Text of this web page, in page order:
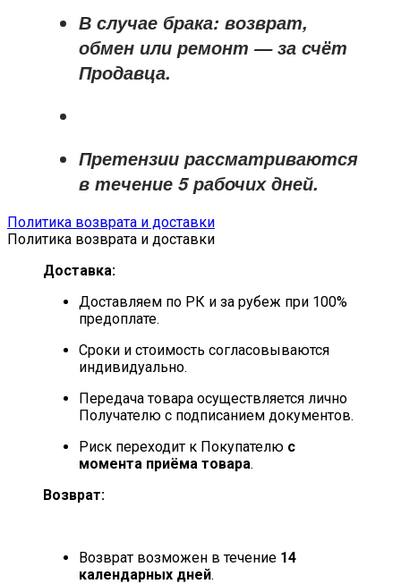
В случае брака: возврат,
обмен или ремонт —за счёт
Продавца.
Претензии рассматриваются
в течение 5 рабочих дней.
Политика возврата и доставки
Политика возврата и доставки
Доставка:
Доставляем по РК и за рубеж при 100%
предоплате.
Сроки и стоимость согласовываются
индивидуально.
Передача товара осуществляется лично
Получателю с подписанием документов.
Риск переходит к Покупателю с
момента приёма товара.
Возврат:
Возврат возможен в течение 14
календарных дней.